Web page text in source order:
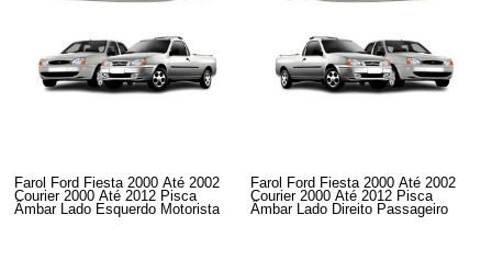
Farol Ford Fiesta 2000 Até 2002
Courier 2000 Até 2012 Pisca
Âmbar Lado Esquerdo Motorista
Farol Ford Fiesta 2000 Até 2002
Courier 2000 Até 2012 Pisca
Âmbar Lado Direito Passageiro